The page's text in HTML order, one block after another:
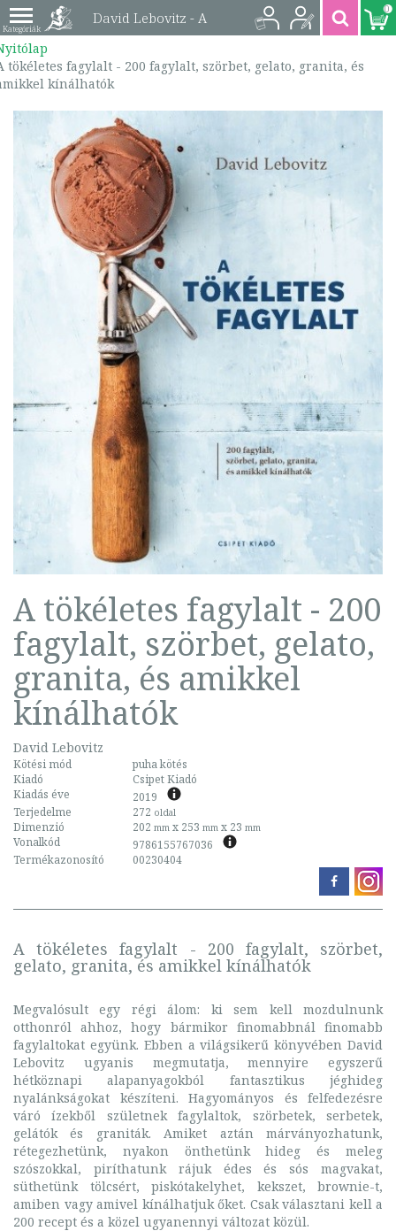
David Lebovitz - A
fagylalt, szörbet,
gelato, granita, és
amikkel kínálhatók |
9786155767036
0
tökéletes fagylalt - 200 fagylalt, szörbet, gelato, granita, és
kínálhatók
A tökéletes fagylalt - 200
fagylalt, szörbet, gelato,
granita, és amikkel
kínálhatók
David Lebovitz
Kötési mód
puha kötés
Kiadó
Csipet Kiadó
Kiadás éve
2019
Terjedelme
272 oldal
Dimenzió 202 mm x 253 mm x 23 mm
Vonalkód
9786155767036
Termékazonosító
00230404
A tökéletes fagylalt - 200 fagylalt, szörbet,
gelato, granita, és amikkel kínálhatók
Megvalósult egy régi álom: ki sem kell mozdulnunk
otthonról ahhoz, hogy bármikor finomabbnál finomabb
fagylaltokat együnk. Ebben a világsikerű könyvében David
Lebovitz ugyanis megmutatja, mennyire egyszerű
hétköznapi alapanyagokból fantasztikus jéghideg
nyalánkságokat készíteni. Hagyományos és felfedezésre
váró ízekből születnek fagylaltok, szörbetek, serbetek,
gelátók és graniták. Amiket aztán márványozhatunk,
rétegezhetünk, nyakon önthetünk hideg és meleg
szószokkal, piríthatunk rájuk édes és sós magvakat,
süthetünk tölcsért, piskótakelyhet, kekszet, brownie-t,
amiben vagy amivel kínálhatjuk őket. Csak választani kell a
200 recept és a közel ugyanennyi változat közül.